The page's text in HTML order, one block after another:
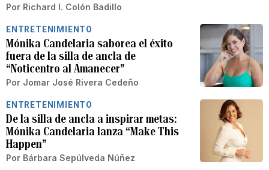
Por Richard I. Colón Badillo
ENTRETENIMIENTO
Mónika Candelaria saborea el éxito
fuera de la silla de ancla de
“Noticentro al Amanecer”
Por Jomar José Rivera Cedeño
ENTRETENIMIENTO
De la silla de ancla a inspirar metas:
Mónika Candelaria lanza “Make This
Happen”
Por Bárbara Sepúlveda Núñez